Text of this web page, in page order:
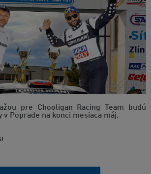
pre Chooligan Racing Team budú
v Poprade na konci mesiaca máj.